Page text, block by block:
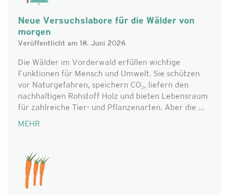
Neue Versuchslabore für die Wälder von
morgen
Veröffentlicht am 18. Juni 2026
Die Wälder im Vorderwald erfüllen wichtige
Funktionen für Mensch und Umwelt. Sie schützen
vor Naturgefahren, speichern CO₂, liefern den
nachhaltigen Rohstoff Holz und bieten Lebensraum
für zahlreiche Tier- und Pflanzenarten. Aber die ...
MEHR